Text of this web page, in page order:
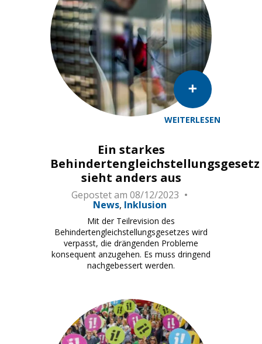
WEITERLESEN
Ein starkes
Behindertengleichstellungsgesetz
sieht anders aus
Gepostet am 08/12/2023
News Inklusion
Mit der Teilrevision des
Behindertengleichstellungsgesetzes wird
verpasst, die drängenden Probleme
konsequent anzugehen. Es muss dringend
nachgebessert werden.